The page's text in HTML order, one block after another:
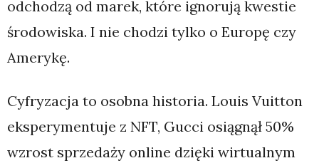
odchodzą od marek, które ignorują kwestie
środowiska. I nie chodzi tylko o Europę czy
Amerykę.
Cyfryzacja to osobna historia. Louis Vuitton
eksperymentuje z NFT, Gucci osiągnął 50%
wzrost sprzedaży online dzięki wirtualnym